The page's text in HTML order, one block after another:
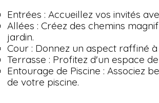
Entrées : Accueillez vos invités
Allées : Créez des chemins
jardin.
Cour : Donnez un aspect raffiné
Terrasse : Profitez d'un espace
Entourage de Piscine : Associez
de votre piscine.